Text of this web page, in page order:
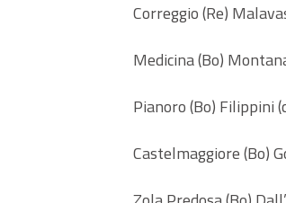
Correggio (Re)
Medicina (Bo)
Pianoro (Bo) Filippini
Castelmaggiore (Bo)